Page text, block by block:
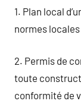
1. Plan local
normes
2. Permis de
toute
conformité de